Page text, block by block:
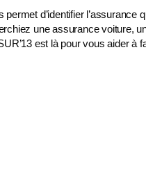
d’identifier l’assurance
une assurance voiture,
est là pour vous aider à